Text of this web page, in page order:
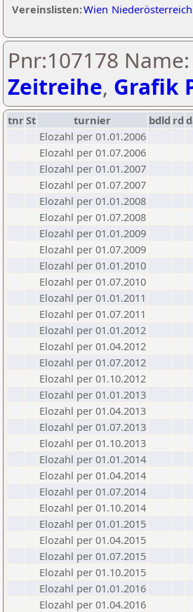
Vereinslisten:Wien Niederösterreich
Pnr:107178
Zeitreihe, Grafik
tnrSt turnier bdld rd
Elozahl per 01.01.2006
Elozahl per 01.07.2006
Elozahl per 01.01.2007
Elozahl per 01.07.2007
Elozahl per 01.01.2008
Elozahl per 01.07.2008
Elozahl per 01.01.2009
Elozahl per 01.07.2009
Elozahl per 01.01.2010
Elozahl per 01.07.2010
Elozahl per 01.01.2011
Elozahl per 01.07.2011
Elozahl per 01.01.2012
Elozahl per 01.04.2012
Elozahl per 01.07.2012
Elozahl per 01.10.2012
Elozahl per 01.01.2013
Elozahl per 01.04.2013
Elozahl per 01.07.2013
Elozahl per 01.10.2013
Elozahl per 01.01.2014
Elozahl per 01.04.2014
Elozahl per 01.07.2014
Elozahl per 01.10.2014
Elozahl per 01.01.2015
Elozahl per 01.04.2015
Elozahl per 01.07.2015
Elozahl per 01.10.2015
Elozahl per 01.01.2016
Elozahl per 01.04.2016